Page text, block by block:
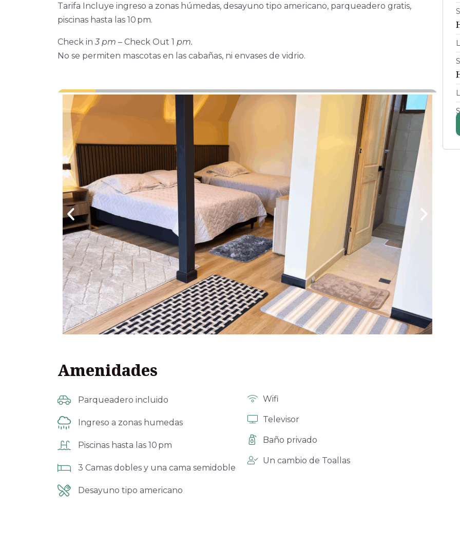
Tarifa Incluye ingreso a zonas húmedas, desayuno tipo americano, parqueadero gratis,
piscinas hasta las 10 pm.
Check in3 pm – Check Out 1 pm.
No se permiten mascotas en las cabañas, ni envases de vidrio.
Amenidades
Parqueadero incluido
Ingreso a zonas humedas
Piscinas hasta las 10 pm
3 Camas dobles y una cama semidoble
Desayuno tipo americano
Wifi
Televisor
Baño privado
Un cambio de Toallas